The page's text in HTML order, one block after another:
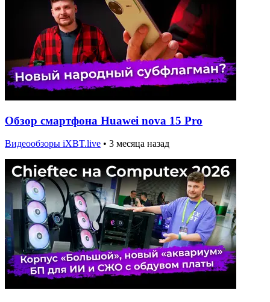
Обзор смартфона Huawei nova 15 Pro
Видеообзоры iXBT.live • 3 месяца назад